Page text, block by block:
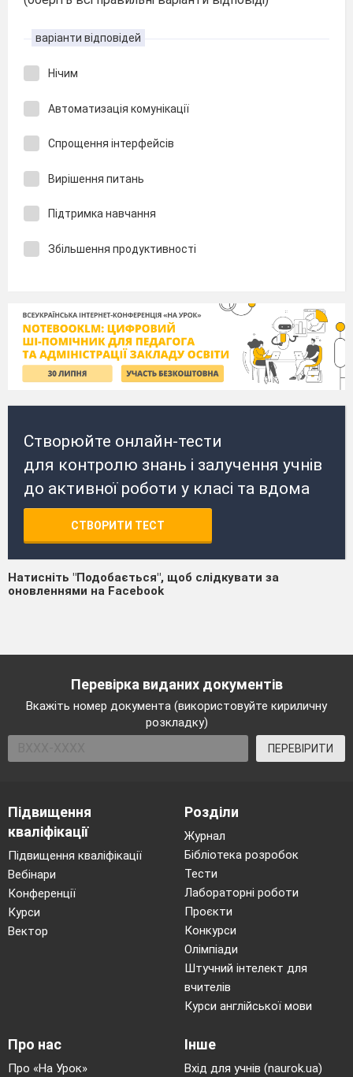
варіанти відповідей
Нічим
Автоматизація комунікації
Спрощення інтерфейсів
Вирішення питань
Підтримка навчання
Збільшення продуктивності
Створюйте онлайн-тести
для контролю знань і залучення учнів
до активної роботи у класі та вдома
СТВОРИТИ ТЕСТ
Натисніть "Подобається", щоб слідкувати за
оновленнями на Facebook
Перевірка виданих документів
Вкажіть номер документа (використовуйте кириличну
розкладку)
ПЕРЕВІРИТИ
Підвищення
кваліфікації
Підвищення кваліфікації
Вебінари
Конференції
Курси
Вектор
Розділи
Журнал
Бібліотека розробок
Тести
Лабораторні роботи
Проєкти
Конкурси
Олімпіади
Штучний інтелект для
вчителів
Курси англійської мови
Про нас
Про «На Урок»
Інше
Вхід для учнів (naurok.ua)